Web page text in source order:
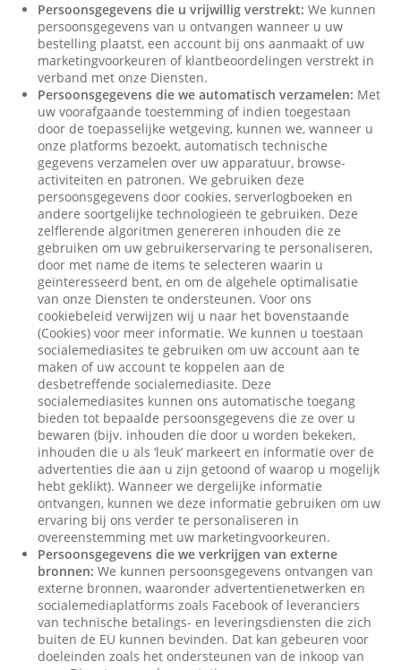
Persoonsgegevens die u vrijwillig verstrekt: We kunnen
persoonsgegevens van u ontvangen wanneer u uw
bestelling plaatst, een account bij ons aanmaakt of uw
marketingvoorkeuren of klantbeoordelingen verstrekt in
verband met onze Diensten.
Persoonsgegevens die we automatisch verzamelen: Met
uw voorafgaande toestemming of indien toegestaan
door de toepasselijke wetgeving, kunnen we, wanneer u
onze platforms bezoekt, automatisch technische
gegevens verzamelen over uw apparatuur, browse-
activiteiten en patronen. We gebruiken deze
persoonsgegevens door cookies, serverlogboeken en
andere soortgelijke technologieën te gebruiken. Deze
zelflerende algoritmen genereren inhouden die ze
gebruiken om uw gebruikerservaring te personaliseren,
door met name de items te selecteren waarin u
geïnteresseerd bent, en om de algehele optimalisatie
van onze Diensten te ondersteunen. Voor ons
cookiebeleid verwijzen wij u naar het bovenstaande
(Cookies) voor meer informatie. We kunnen u toestaan
socialemediasites te gebruiken om uw account aan te
maken of uw account te koppelen aan de
desbetreffende socialemediasite. Deze
socialemediasites kunnen ons automatische toegang
bieden tot bepaalde persoonsgegevens die ze over u
bewaren (bijv. inhouden die door u worden bekeken,
inhouden die u als ‘leuk’ markeert en informatie over de
advertenties die aan u zijn getoond of waarop u mogelijk
hebt geklikt). Wanneer we dergelijke informatie
ontvangen, kunnen we deze informatie gebruiken om uw
ervaring bij ons verder te personaliseren in
overeenstemming met uw marketingvoorkeuren.
Persoonsgegevens die we verkrijgen van externe
bronnen: We kunnen persoonsgegevens ontvangen van
externe bronnen, waaronder advertentienetwerken en
socialemediaplatforms zoals Facebook of leveranciers
van technische betalings- en leveringsdiensten die zich
buiten de EU kunnen bevinden. Dat kan gebeuren voor
doeleinden zoals het ondersteunen van de inkoop van